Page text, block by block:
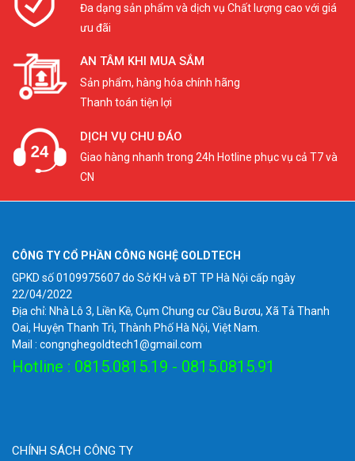
Đa dạng sản phẩm và dịch vụ Chất lượng cao với giá
ưu đãi
AN TÂM KHI MUA SẮM
Sản phẩm, hàng hóa chính hãng
Thanh toán tiện lợi
DỊCH VỤ CHU ĐÁO
Giao hàng nhanh trong 24h Hotline phục vụ cả T7 và
CN
CÔNG TY CỔ PHẦN CÔNG NGHỆ GOLDTECH
GPKD số 0109975607 do Sở KH và ĐT TP Hà Nội cấp ngày
22/04/2022
Địa chỉ: Nhà Lô 3, Liền Kề, Cụm Chung cư Cầu Bươu, Xã Tả Thanh
Oai, Huyện Thanh Trì, Thành Phố Hà Nội, Việt Nam.
Mail : congnghegoldtech1@gmail.com
Hotline : 0815.0815.19 - 0815.0815.91
CHÍNH SÁCH CÔNG TY